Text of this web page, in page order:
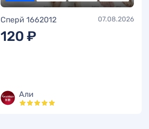
Сперй 1662012 07.08.2026
120 ₽
Али